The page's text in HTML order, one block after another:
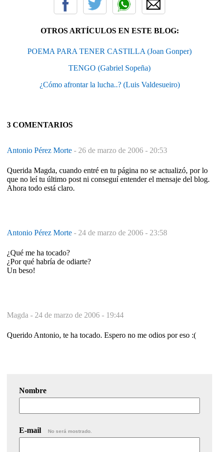
OTROS ARTÍCULOS EN ESTE BLOG:
POEMA PARA TENER CASTILLA (Joan Gonper)
TENGO (Gabriel Sopeña)
¿Cómo afrontar la lucha..? (Luis Valdesueiro)
3 COMENTARIOS
Antonio Pérez Morte - 26 de marzo de 2006 - 20:53
Querida Magda, cuando entré en tu página no se actualizó, por lo
que no leí tu último post ni conseguí entender el mensaje del blog.
Ahora todo está claro.
Antonio Pérez Morte - 24 de marzo de 2006 - 23:58
¿Qué me ha tocado?
¿Por qué habría de odiarte?
Un beso!
Magda - 24 de marzo de 2006 - 19:44
Querido Antonio, te ha tocado. Espero no me odios por eso :(
Nombre
E-mail No será mostrado.